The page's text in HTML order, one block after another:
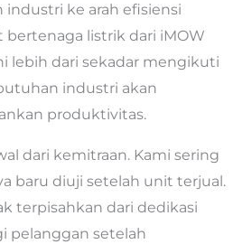
ke arah efisiensi
listrik dari iMOW
lebih dari sekadar mengikuti
industri akan
produktivitas.
dari kemitraan. Kami sering
baru diuji setelah unit terjual.
terpisahkan dari dedikasi
pelanggan setelah